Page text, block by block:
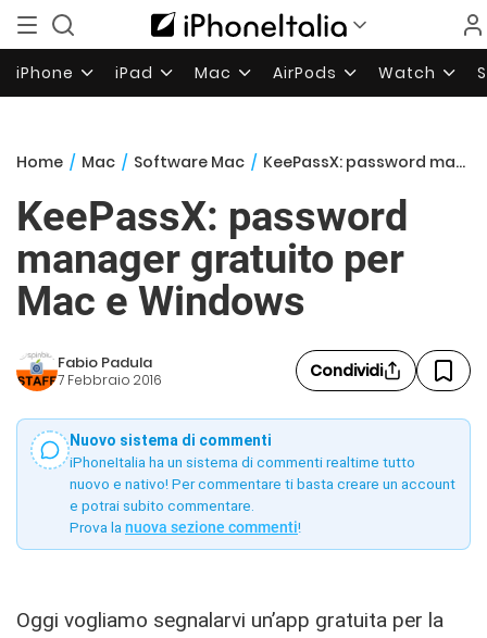
iPhone iPad Mac AirPods Watch
Home / Mac / Software Mac / KeePassX: password manager gratuito per Mac e Windows
KeePassX: password
manager gratuito per
Mac e Windows
Fabio Padula
7 Febbraio 2016 Condividi
Nuovo sistema di commenti
iPhoneItalia ha un sistema di commenti realtime tutto
nuovo e nativo! Per commentare ti basta creare un account
e potrai subito commentare.
Prova la nuova sezione commenti!
Oggi vogliamo segnalarvi un’app gratuita per la